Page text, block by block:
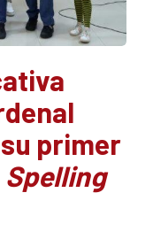
primer
Spelling